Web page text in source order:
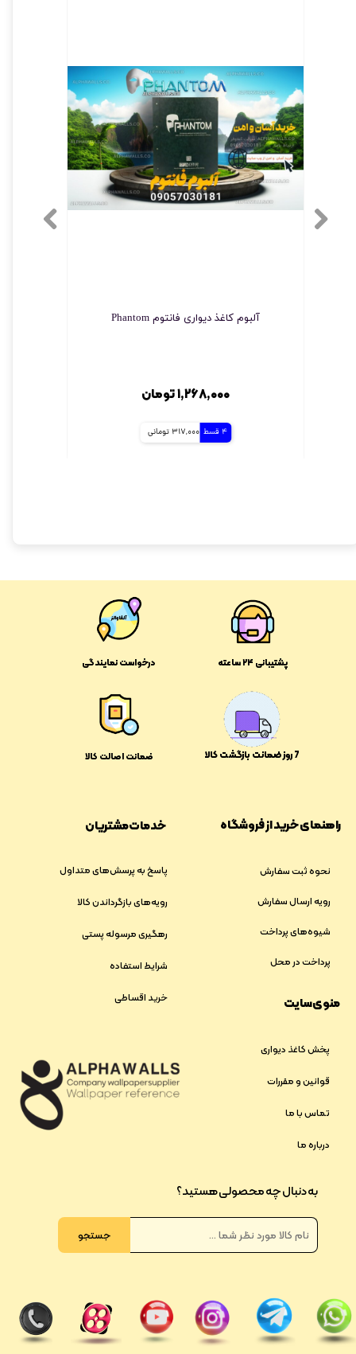
آلبوم کاغذ دیواری فانتوم Phantom
۱,۲۶۸,۰۰۰ تومان
4 قسط 317,000 تومانی
پشتیبانی ۲۴ ساعته درخواست نمایندگی
ضمانت اصالت کالا
راهنمای خرید از فروشگاه
نحوه ثبت سفارش
رویه ارسال سفارش
شیوه‌های پرداخت
پرداخت در محل
خدمات مشتریان
پاسخ به پرسش‌های متداول
رویه‌های بازگرداندن کالا
رهگیری مرسوله پستی
شرایط استفاده
خرید اقساطی
منوی سایت
پخش کاغذ دیواری
قوانین و مقررات
تماس با ما
درباره ما
به دنبال چه محصولی هستید؟
جستجو
​​7 روز ضمانت بازگشت کالا